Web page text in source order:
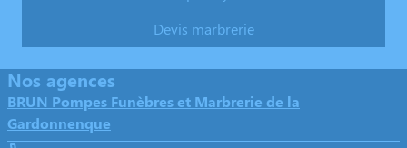
Devis marbrerie
Nos agences
BRUN Pompes Funèbres et Marbrerie de la
Gardonnenque